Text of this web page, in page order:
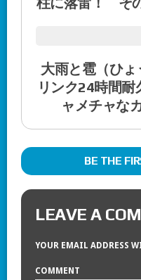
大雨と雹（ひ
リンク24時間
ャメチャな
BE THE
LEAVE A
YOUR EMAIL ADDRESS
COMMENT